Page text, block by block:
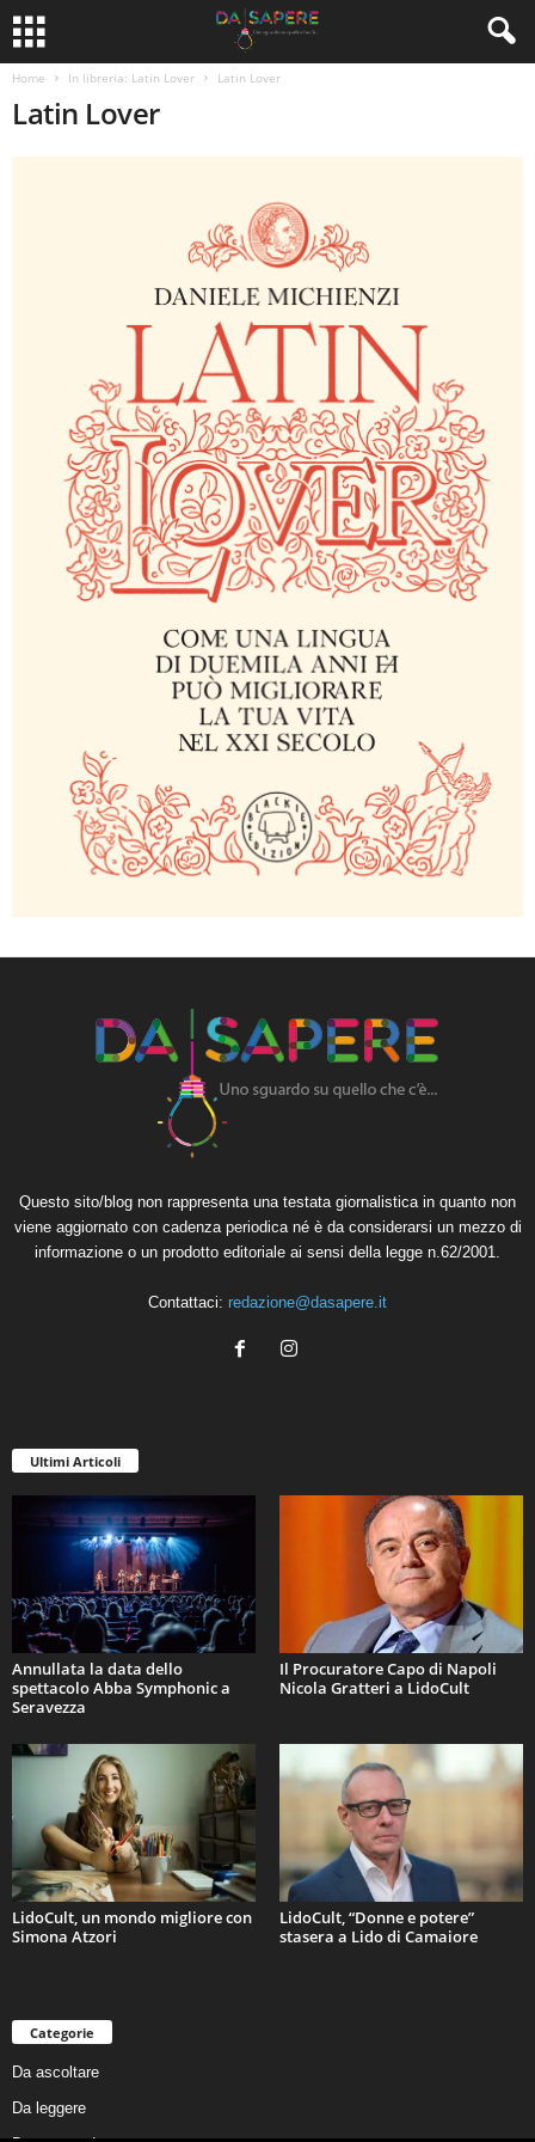
Home In libreria: Latin Lover Latin Lover
Latin Lover
Questo sito/blog non rappresenta una testata giornalistica in quanto non
viene aggiornato con cadenza periodica né è da considerarsi un mezzo di
informazione o un prodotto editoriale ai sensi della legge n.62/2001.
Contattaci: redazione@dasapere.it
Ultimi Articoli
Annullata la data dello
spettacolo Abba Symphonic a
Seravezza
Il Procuratore Capo di Napoli
Nicola Gratteri a LidoCult
LidoCult, un mondo migliore con
Simona Atzori
LidoCult, “Donne e potere”
stasera a Lido di Camaiore
Categorie
Da ascoltare
Da leggere